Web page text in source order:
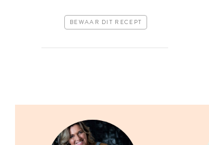
BEWAAR DIT RECEPT